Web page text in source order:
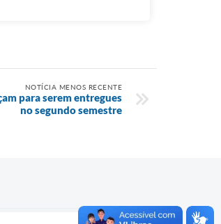
NOTÍCIA MENOS RECENTE
para serem entregues
no segundo semestre